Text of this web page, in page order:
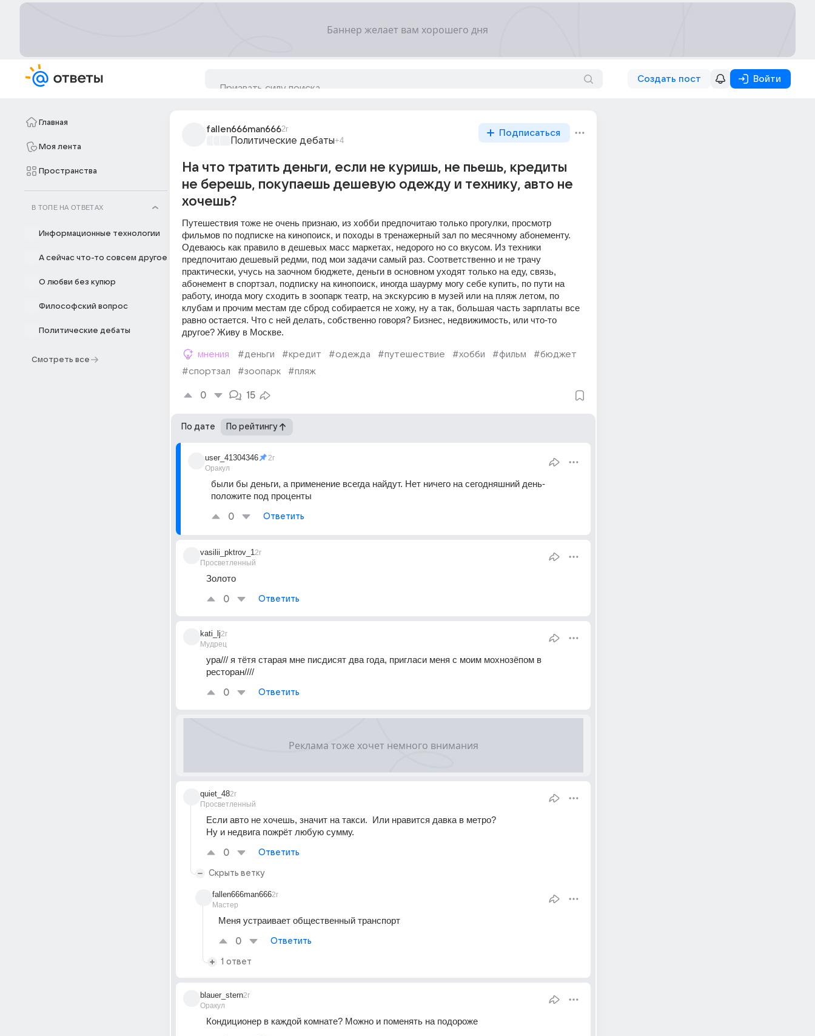
Создать пост Войти
Главная
Моя лента
Пространства
В ТОПЕ НА ОТВЕТАХ
Информационные технологии
А сейчас что-то совсем другое
О любви без купюр
Философский вопрос
Политические дебаты
Смотреть все
fallen666man6662г
Политические дебаты+4
Подписаться
На что тратить деньги, если не куришь, не пьешь, кредиты
не берешь, покупаешь дешевую одежду и технику, авто не
хочешь?
Путешествия тоже не очень признаю, из хобби предпочитаю только прогулки, просмотр
фильмов по подписке на кинопоиск, и походы в тренажерный зал по месячному абонементу.
Одеваюсь как правило в дешевых масс маркетах, недорого но со вкусом. Из техники
предпочитаю дешевый редми, под мои задачи самый раз. Соответственно и не трачу
практически, учусь на заочном бюджете, деньги в основном уходят только на еду, связь,
абонемент в спортзал, подписку на кинопоиск, иногда шаурму могу себе купить, по пути на
работу, иногда могу сходить в зоопарк театр, на экскурсию в музей или на пляж летом, по
клубам и прочим местам где сброд собирается не хожу, ну а так, большая часть зарплаты все
равно остается. Что с ней делать, собственно говоря? Бизнес, недвижимость, или что-то
другое? Живу в Москве.
мнения #деньги #кредит #одежда #путешествие #хобби #фильм
#бюджет
#спортзал
#зоопарк #пляж
0 15
По дате По рейтингу
user_41304346
Оракул
2г
были бы деньги, а применение всегда найдут. Нет ничего на сегодняшний день-
положите под проценты
0 Ответить
vasilii_pktrov_1
Просветленный
2г
Золото
0 Ответить
kati_lj
Мудрец
2г
ура/// я тётя старая мне писдисят два года, пригласи меня с моим мохнозёпом в
ресторан////
0 Ответить
quiet_48
Просветленный
2г
Если авто не хочешь, значит на такси.  Или нравится давка в метро?
Ну и недвига пожрёт любую сумму.
0 Ответить
Скрыть ветку
fallen666man666
Мастер
2г
Меня устраивает общественный транспорт
0 Ответить
1 ответ
blauer_stern
Оракул
2г
Кондиционер в каждой комнате? Можно и поменять на подороже